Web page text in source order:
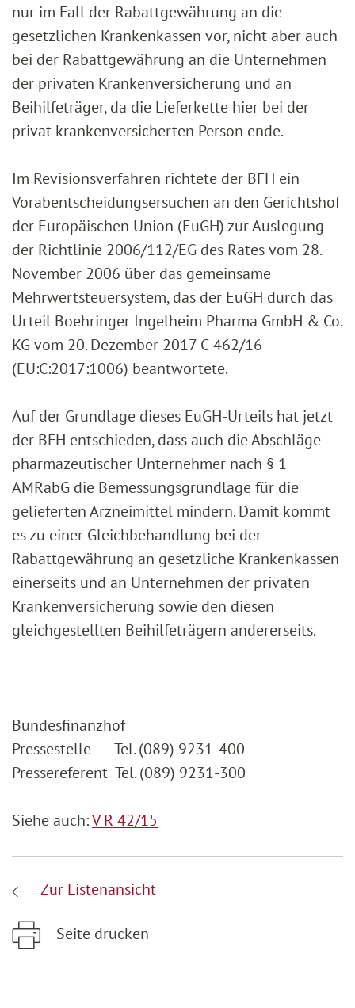
nur im Fall der Rabattgewährung an die
gesetzlichen Krankenkassen vor, nicht aber auch
bei der Rabattgewährung an die Unternehmen
der privaten Krankenversicherung und an
Beihilfeträger, da die Lieferkette hier bei der
privat krankenversicherten Person ende.
Im Revisionsverfahren richtete der BFH ein
Vorabentscheidungsersuchen an den Gerichtshof
der Europäischen Union (EuGH) zur Auslegung
der Richtlinie 2006/112/EG des Rates vom 28.
November 2006 über das gemeinsame
Mehrwertsteuersystem, das der EuGH durch das
Urteil Boehringer Ingelheim Pharma GmbH & Co.
KG vom 20. Dezember 2017 C-462/16
(EU:C:2017:1006) beantwortete.
Auf der Grundlage dieses EuGH-Urteils hat jetzt
der BFH entschieden, dass auch die Abschläge
pharmazeutischer Unternehmer nach § 1
AMRabG die Bemessungsgrundlage für die
gelieferten Arzneimittel mindern. Damit kommt
es zu einer Gleichbehandlung bei der
Rabattgewährung an gesetzliche Krankenkassen
einerseits und an Unternehmen der privaten
Krankenversicherung sowie den diesen
gleichgestellten Beihilfeträgern andererseits.
Bundesfinanzhof
Pressestelle Tel. (089) 9231-400
Pressereferent Tel. (089) 9231-300
Siehe auch:V R 42/15
Zur Listenansicht
Seite drucken